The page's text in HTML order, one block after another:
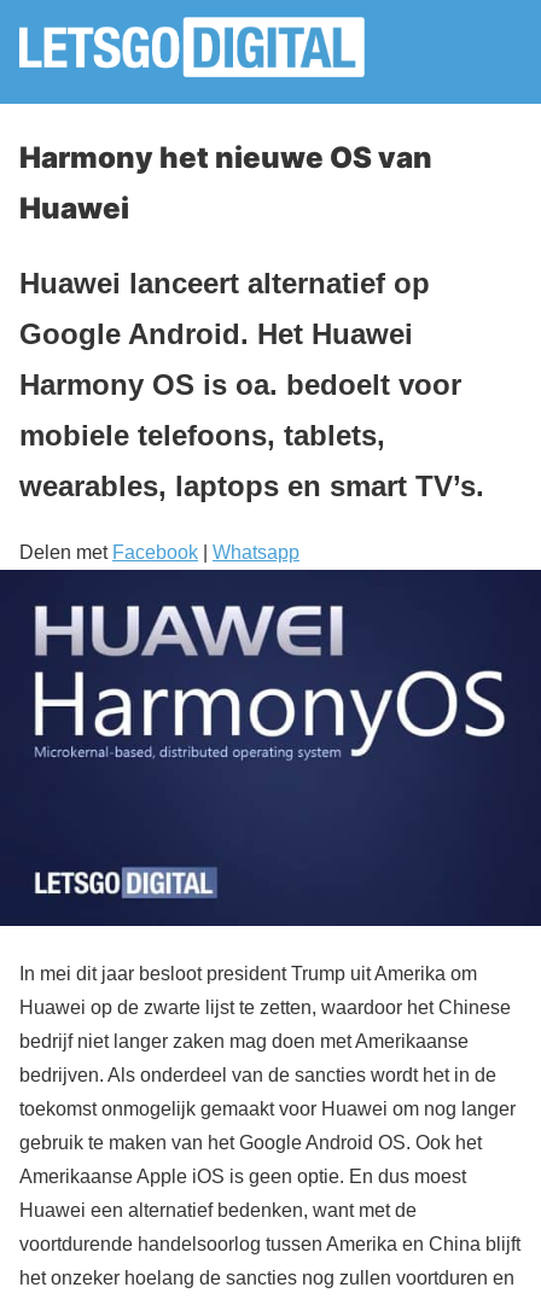
Harmony het nieuwe OS van
Huawei
Huawei lanceert alternatief op
Google Android. Het Huawei
Harmony OS is oa. bedoelt voor
mobiele telefoons, tablets,
wearables, laptops en smart TV’s.
Delen met Facebook Whatsapp
In mei dit jaar besloot president Trump uit Amerika om
Huawei op de zwarte lijst te zetten, waardoor het Chinese
bedrijf niet langer zaken mag doen met Amerikaanse
bedrijven. Als onderdeel van de sancties wordt het in de
toekomst onmogelijk gemaakt voor Huawei om nog langer
gebruik te maken van het Google Android OS. Ook het
Amerikaanse Apple iOS is geen optie. En dus moest
Huawei een alternatief bedenken, want met de
voortdurende handelsoorlog tussen Amerika en China blijft
het onzeker hoelang de sancties nog zullen voortduren en